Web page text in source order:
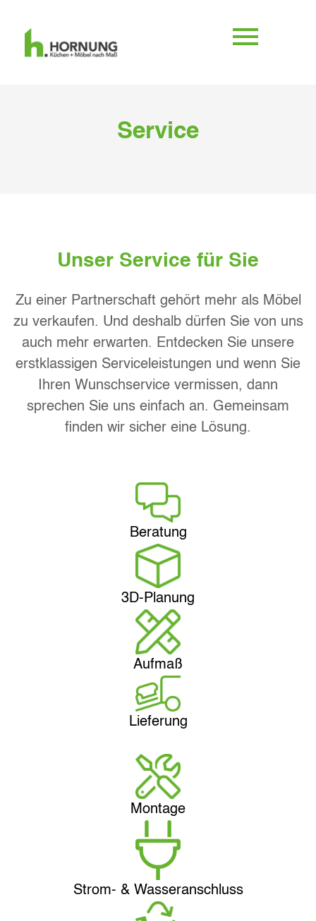
Service
Unser Service für Sie
Zu einer Partnerschaft gehört mehr als Möbel
zu verkaufen. Und deshalb dürfen Sie von uns
auch mehr erwarten. Entdecken Sie unsere
erstklassigen Serviceleistungen und wenn Sie
Ihren Wunschservice vermissen, dann
sprechen Sie uns einfach an. Gemeinsam
finden wir sicher eine Lösung.
Beratung
3D-Planung
Aufmaß
Lieferung
Montage
Strom- & Wasseranschluss